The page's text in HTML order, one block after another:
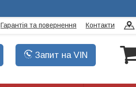
Гарантія та повернення Контакти
Запит на VIN